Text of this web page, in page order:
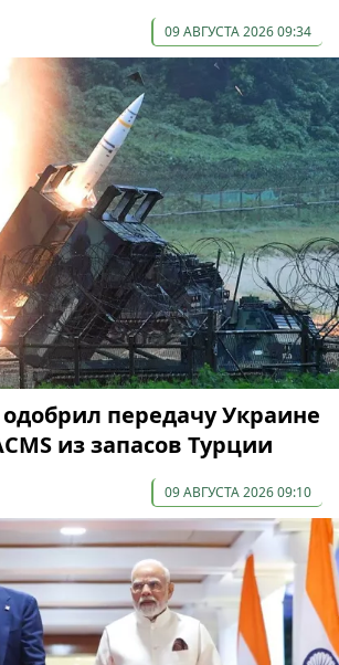
09 АВГУСТА 2026 09:34
передачу Украине
из запасов Турции
09 АВГУСТА 2026 09:10